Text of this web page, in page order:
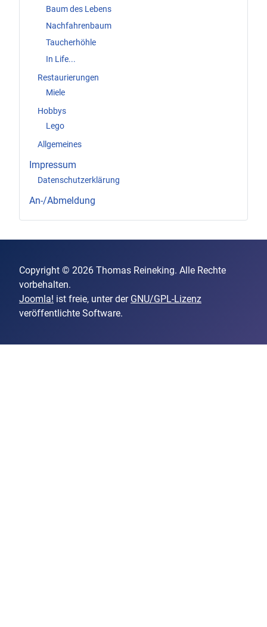
Baum des Lebens
Nachfahrenbaum
Taucherhöhle
In Life...
Restaurierungen
Miele
Hobbys
Lego
Allgemeines
Impressum
Datenschutzerklärung
An-/Abmeldung
Copyright © 2026 Thomas Reineking. Alle Rechte
vorbehalten.
Joomla! ist freie, unter der GNU/GPL-Lizenz
veröffentlichte Software.